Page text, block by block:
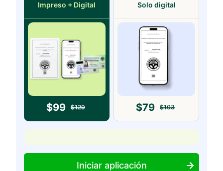
Impreso + Digital
$99 $129
Solo digital
$79 $103
Iniciar aplicación